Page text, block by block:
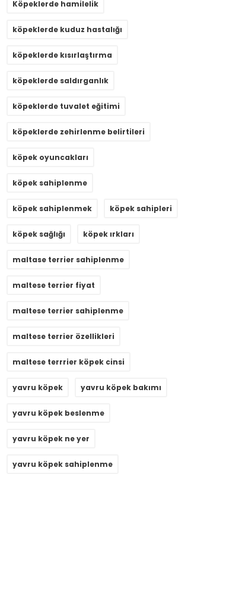
Köpeklerde hamilelik
köpeklerde kuduz hastalığı
köpeklerde kısırlaştırma
köpeklerde saldırganlık
köpeklerde tuvalet eğitimi
köpeklerde zehirlenme belirtileri
köpek oyuncakları
köpek sahiplenme
köpek sahiplenmek köpek sahipleri
köpek sağlığı köpek ırkları
maltase terrier sahiplenme
maltese terrier fiyat
maltese terrier sahiplenme
maltese terrier özellikleri
maltese terrrier köpek cinsi
yavru köpek yavru köpek bakımı
yavru köpek beslenme
yavru köpek ne yer
yavru köpek sahiplenme